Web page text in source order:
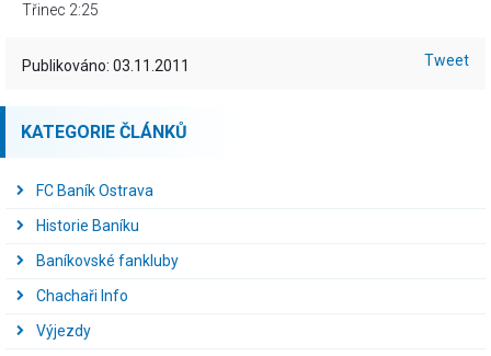
Třinec 2:25
Publikováno: 03.11.2011 Tweet
KATEGORIE ČLÁNKŮ
FC Baník Ostrava
Historie Baníku
Baníkovské fankluby
Chachaři Info
Výjezdy